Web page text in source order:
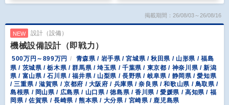
掲載期間：26/08/03～26/08/16
NEW 設計（設備）
機械設備設計（即戦力）
500万円～899万円
青森県 / 岩手県 / 宮城県 / 秋田県 / 山形県 / 福島
県 / 茨城県 / 栃木県 / 群馬県 / 埼玉県 / 千葉県 / 東京都 / 神奈川県 / 新潟
県 / 富山県 / 石川県 / 福井県 / 山梨県 / 長野県 / 岐阜県 / 静岡県 / 愛知県
/ 三重県 / 滋賀県 / 京都府 / 大阪府 / 兵庫県 / 奈良県 / 和歌山県 / 鳥取県 /
島根県 / 岡山県 / 広島県 / 山口県 / 徳島県 / 香川県 / 愛媛県 / 高知県 / 福
岡県 / 佐賀県 / 長崎県 / 熊本県 / 大分県 / 宮崎県 / 鹿児島県